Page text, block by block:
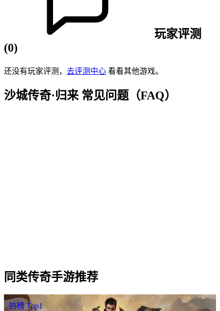
玩家评测
(0)
还没有玩家评测， 去评测中心 看看其他游戏。
沙城传奇·归来常见问题（FAQ）
同类传奇手游推荐
热榜 Top1